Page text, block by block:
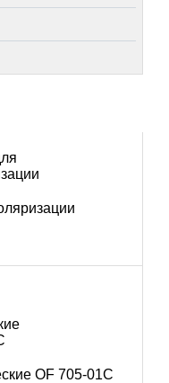
OF 705-01С